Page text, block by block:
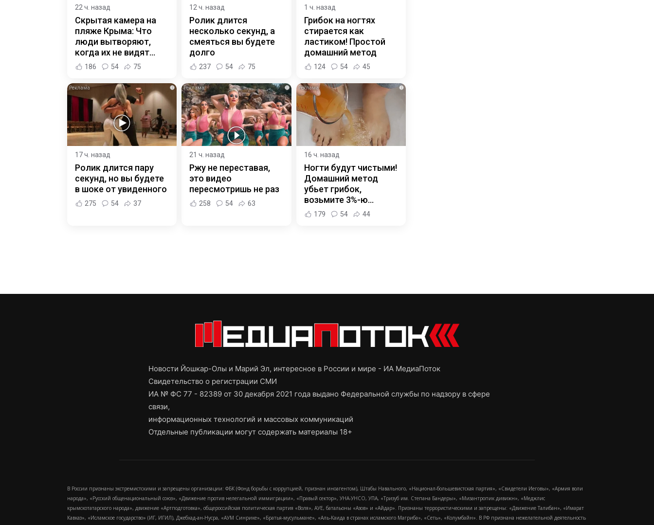
22 ч. назад
Скрытая камера на
пляже Крыма: Что
люди вытворяют,
когда их не видят...
186 54 75
12 ч. назад
Ролик длится
несколько секунд, а
смеяться вы будете
долго
237 54 75
1 ч. назад
Грибок на ногтях
стирается как
ластиком! Простой
домашний метод
124 54 45
i
17 ч. назад
Ролик длится пару
секунд, но вы будете
в шоке от увиденного
275 54 37
i
21 ч. назад
Ржу не переставая,
это видео
пересмотришь не раз
258 54 63
i
16 ч. назад
Ногти будут чистыми!
Домашний метод
убьет грибок,
возьмите 3%-ю…
179 54 44
Новости Йошкар-Олы и Марий Эл, интересное в России и мире - ИА МедиаПоток
Свидетельство о регистрации СМИ
ИА № ФС 77 - 82389 от 30 декабря 2021 года выдано Федеральной службы по надзору в сфере
связи,
информационных технологий и массовых коммуникаций
Отдельные публикации могут содержать материалы 18+
В России признаны экстремистскими и запрещены организации: ФБК (Фонд борьбы с коррупцией, признан иноагентом), Штабы Навального, «Национал-большевистская партия», «Свидетели Иеговы», «Армия воли
народа», «Русский общенациональный союз», «Движение против нелегальной иммиграции», «Правый сектор», УНА-УНСО, УПА, «Тризуб им. Степана Бандеры», «Мизантропик дивижн», «Меджлис
крымскотатарского народа», движение «Артподготовка», общероссийская политическая партия «Воля», АУЕ, батальоны «Азов» и «Айдар». Признаны террористическими и запрещены: «Движение Талибан», «Имарат
Кавказ», «Исламское государство» (ИГ, ИГИЛ), Джебхад-ан-Нусра, «АУМ Синрике», «Братья-мусульмане», «Аль-Каида в странах исламского Магриба», «Сеть», «Колумбайн». В РФ признана нежелательной деятельность